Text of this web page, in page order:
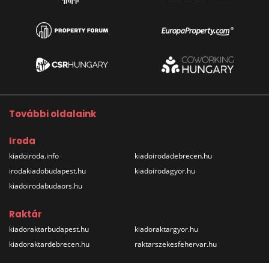
További oldalaink
Iroda
kiadoiroda.info
irodakiadobudapest.hu
kiadoirodabudaors.hu
kiadoirodadebrecen.hu
kiadoirodagyor.hu
Raktár
kiadoraktarbudapest.hu
kiadoraktardebrecen.hu
kiadoraktargyor.hu
raktarszekesfehervar.hu